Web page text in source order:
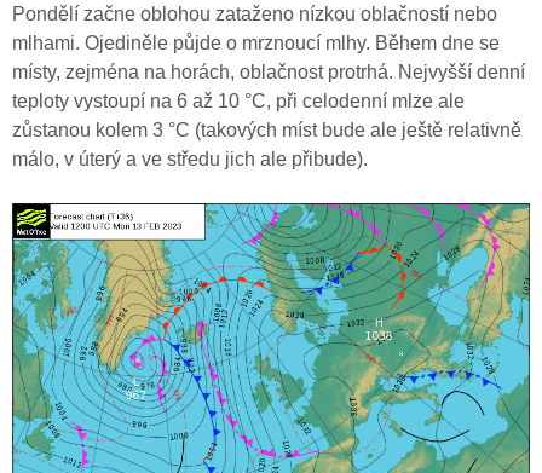
Pondělí začne oblohou zataženo nízkou oblačností nebo
mlhami. Ojediněle půjde o mrznoucí mlhy. Během dne se
místy, zejména na horách, oblačnost protrhá. Nejvyšší denní
teploty vystoupí na 6 až 10 °C, při celodenní mlze ale
zůstanou kolem 3 °C (takových míst bude ale ještě relativně
málo, v úterý a ve středu jich ale přibude).